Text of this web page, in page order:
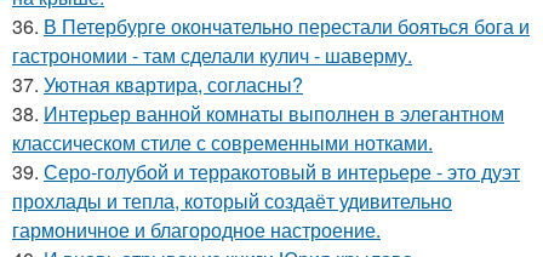
36. В Петербурге окончательно перестали бояться бога и
гастрономии - там сделали кулич - шаверму.
37. Уютная квартира, согласны?
38. Интерьер ванной комнаты выполнен в элегантном
классическом стиле с современными нотками.
39. Серо-голубой и терракотовый в интерьере - это дуэт
прохлады и тепла, который создаёт удивительно
гармоничное и благородное настроение.